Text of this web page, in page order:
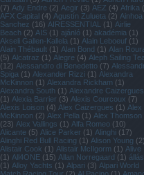
(7) Ady Endre (2) Aegir (3) AEZ (4) Afrika (
AFX Capital (4) Agustín Zulueta (2) Ainhoa
Sanchez (16) AIRESSENTIAL (1) Airlie
Beach (2) AIS (1) ajánló (1) akadémia (1)
Akseli Gallen-Kallela (1) Alain Leboeuf (1)
Alain Thébault (1) Alan Bond (1) Alan
(5) Alcatraz (1) Alegre (4) Aleph Sailing
(12) Alessandro di Benedetto (7)
Spiga (1) Alexander Rizzi (1) Alexandra
McKinnon (1) Alexandra Rickham (1)
Alexandra South (1) Alexandre Caizergues
(1) Alexia Barrier (3) Alexis Courcoux (7)
Alexis Loison (4) Alex Caizergues (1) Alex
McKinnon (2) Alex Pella (1) Alex Thomson
(23) Alex Vallings (1) Alfa Romeo (10)
Alicante (5) Alice Parker (1) Alinghi (17)
Alinghi Red Bull Racing (1) Alison Young (2)
Alistair Cook (1) Alistair McIlgorm (1) Alive
(1) All4ONE (15) Allan Norregaard (1) állás
(1) Alloy Yachts (1) Alpari (3) Alpari World